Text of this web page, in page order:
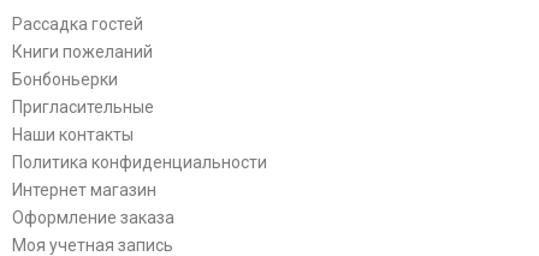
Рассадка гостей
Книги пожеланий
Бонбоньерки
Пригласительные
Наши контакты
Политика конфиденциальности
Интернет магазин
Оформление заказа
Моя учетная запись